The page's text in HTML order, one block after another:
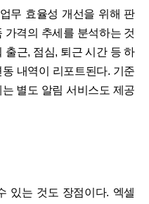
무 효율성 개선을 위해 판
가격의 추세를 분석하는 것
출근, 점심, 퇴근 시간 등 하
내역이 리포트된다. 기준
별도 알림 서비스도 제공
있는 것도 장점이다. 엑셀